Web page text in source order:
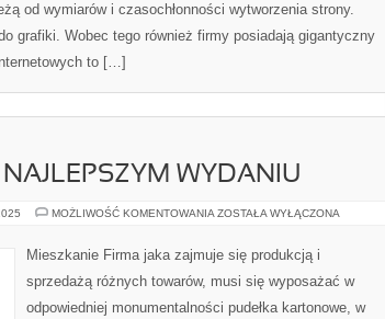
od wymiarów i czasochłonności wytworzenia strony.
grafiki. Wobec tego również firmy posiadają gigantyczny
to […]
WYDANIU
MOŻLIWOŚĆ KOMENTOWANIA OPAKOWANIA
WYDANIU
ZOSTAŁA WYŁĄCZONA
Mieszkanie Firma jaka zajmuje się produkcją i
sprzedażą różnych towarów, musi się wyposażać w
odpowiedniej monumentalności pudełka kartonowe, w